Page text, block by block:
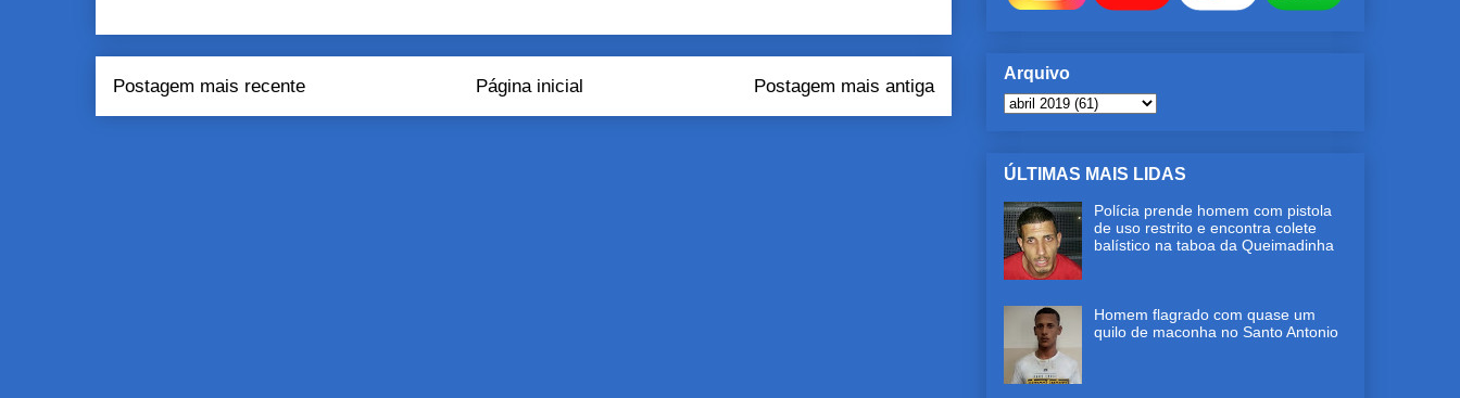
Postagem mais recente Postagem mais antiga
Página inicial
Arquivo
ÚLTIMAS MAIS LIDAS
Polícia prende homem com pistola
de uso restrito e encontra colete
balístico na taboa da Queimadinha
Homem flagrado com quase um
quilo de maconha no Santo Antonio